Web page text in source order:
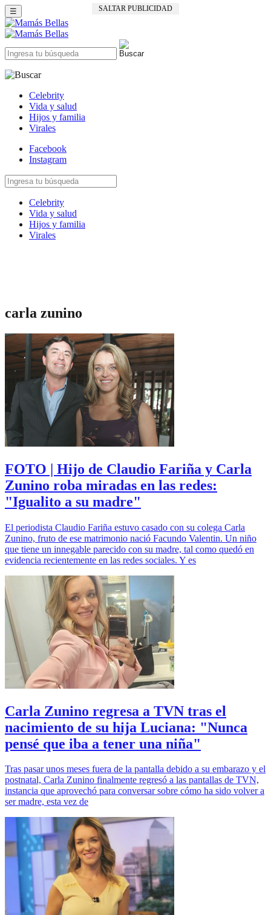
SALTAR PUBLICIDAD
☰
Celebrity
Vida y salud
Hijos y familia
Virales
Facebook
Instagram
Celebrity
Vida y salud
Hijos y familia
Virales
carla zunino
FOTO | Hijo de Claudio Fariña y Carla
Zunino roba miradas en las redes:
"Igualito a su madre"
El periodista Claudio Fariña estuvo casado con su colega Carla
Zunino, fruto de ese matrimonio nació Facundo Valentin. Un niño
que tiene un innegable parecido con su madre, tal como quedó en
evidencia recientemente en las redes sociales. Y es
Carla Zunino regresa a TVN tras el
nacimiento de su hija Luciana: "Nunca
pensé que iba a tener una niña"
Tras pasar unos meses fuera de la pantalla debido a su embarazo y el
postnatal, Carla Zunino finalmente regresó a las pantallas de TVN,
instancia que aprovechó para conversar sobre cómo ha sido volver a
ser madre, esta vez de